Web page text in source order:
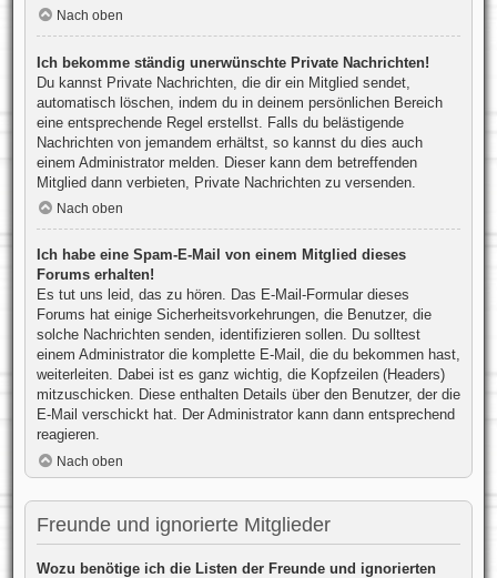
Nach oben
Ich bekomme ständig unerwünschte Private Nachrichten!
Du kannst Private Nachrichten, die dir ein Mitglied sendet,
automatisch löschen, indem du in deinem persönlichen Bereich
eine entsprechende Regel erstellst. Falls du belästigende
Nachrichten von jemandem erhältst, so kannst du dies auch
einem Administrator melden. Dieser kann dem betreffenden
Mitglied dann verbieten, Private Nachrichten zu versenden.
Nach oben
Ich habe eine Spam-E-Mail von einem Mitglied dieses
Forums erhalten!
Es tut uns leid, das zu hören. Das E-Mail-Formular dieses
Forums hat einige Sicherheitsvorkehrungen, die Benutzer, die
solche Nachrichten senden, identifizieren sollen. Du solltest
einem Administrator die komplette E-Mail, die du bekommen hast,
weiterleiten. Dabei ist es ganz wichtig, die Kopfzeilen (Headers)
mitzuschicken. Diese enthalten Details über den Benutzer, der die
E-Mail verschickt hat. Der Administrator kann dann entsprechend
reagieren.
Nach oben
Freunde und ignorierte Mitglieder
Wozu benötige ich die Listen der Freunde und ignorierten